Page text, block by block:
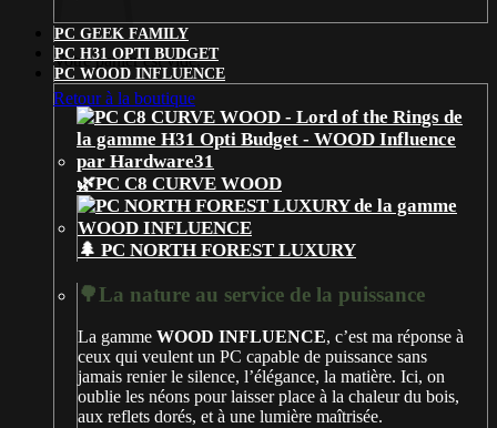
Votre panier est vide.
Retour à la boutique
PC GEEK FAMILY
PC H31 OPTI BUDGET
PC WOOD INFLUENCE
🌿PC C8 CURVE WOOD
🌲 PC NORTH FOREST LUXURY
🌳La nature au service de la puissance
La gamme WOOD INFLUENCE, c’est ma réponse à
ceux qui veulent un PC capable de puissance sans
jamais renier le silence, l’élégance, la matière. Ici, on
oublie les néons pour laisser place à la chaleur du bois,
aux reflets dorés, et à une lumière maîtrisée.